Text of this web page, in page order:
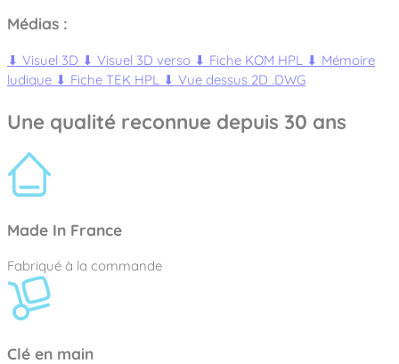
Médias :
⬇ Visuel 3D ⬇ Visuel 3D verso ⬇ Fiche KOM HPL ⬇ Mémoire
ludique ⬇ Fiche TEK HPL ⬇ Vue dessus 2D .DWG
Une qualité reconnue depuis 30 ans
Made In France
Fabriqué à la commande
Clé en main